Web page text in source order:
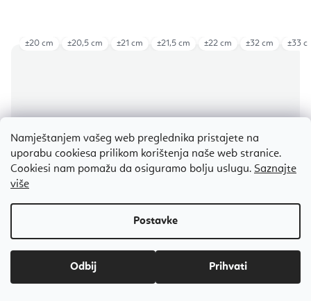
Namještanjem vašeg web preglednika pristajete na
uporabu cookiesa prilikom korištenja naše web stranice.
Cookiesi nam pomažu da osiguramo bolju uslugu. Saznajte
više
Odbij
±20 cm ±20,5 cm ±21 cm ±21,5 cm ±22 cm ±32 cm ±33